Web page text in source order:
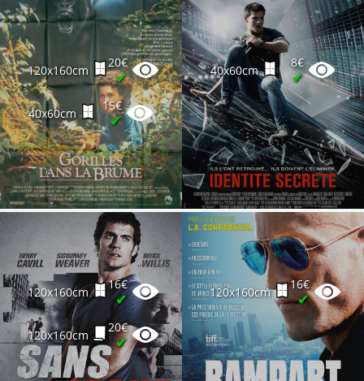
120x160cm
20€
✔
40x60cm
15€
✔
40x60cm
8€
✔
120x160cm
16€
✔
120x160cm
20€
✔
120x160cm
16€
✔